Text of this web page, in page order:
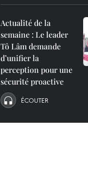
Actualité de la
semaine : Le leader
Tô Lâm demande
d’unifier la
perception pour une
sécurité proactive
ÉCOUTER